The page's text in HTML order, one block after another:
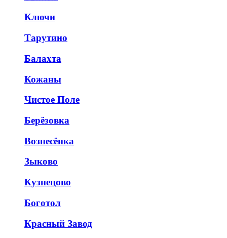
Ключи
Тарутино
Балахта
Кожаны
Чистое Поле
Берёзовка
Вознесёнка
Зыково
Кузнецово
Боготол
Красный Завод